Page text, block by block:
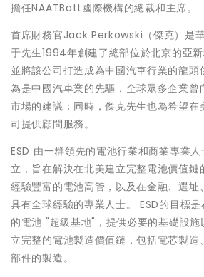
擔任NAATBatt國際機構的總裁和主席。
首席財務官Jack Perkowski（傑克）是
于先生1994年創建了總部位於北京的亞
並將該公司打造成為中國汽車行業的龍頭
為是中國汽車業的先驅，全球眾多企業曾
市場的建議；同時，傑克先生也為希望在
司提供顧問服務。
ESD 由一群領先的電池行業和商業專業
立，旨在解決在北美建立完整電池價值鏈
經驗豐富的電池高管，以及在金融、選址
具有全球經驗的專業人士。 ESD的目標
的電池 "超級基地"，提供必要的基礎設
立完整的電池製造價值鏈，包括電芯製造
部件的製造。